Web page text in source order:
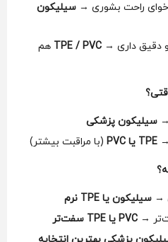
راحت بشوری → سیلیکون
داری → TPE / PVC هم
سیلیکون پزشکی
TPE یا PVC (با مراقبت بیشتر)
→ سیلیکون یا TPE نرم
→ PVC یا TPE سفت‌تر